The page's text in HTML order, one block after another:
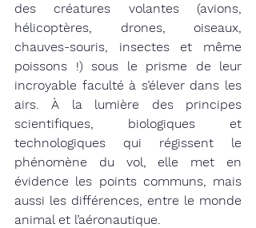
des créatures volantes (avions,
hélicoptères, drones, oiseaux,
chauves-souris, insectes et même
poissons !) sous le prisme de leur
incroyable faculté à s’élever dans les
airs. À la lumière des principes
scientifiques, biologiques et
technologiques qui régissent le
phénomène du vol, elle met en
évidence les points communs, mais
aussi les différences, entre le monde
animal et l’aéronautique.